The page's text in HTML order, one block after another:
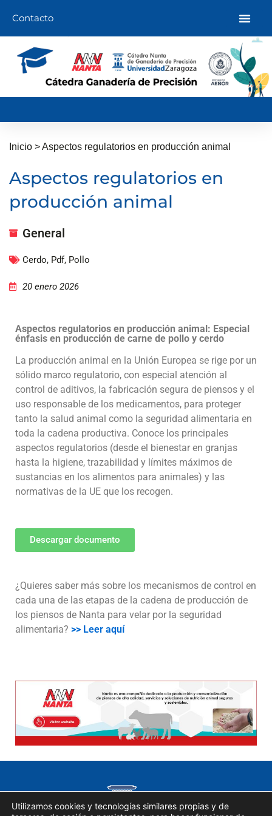
contenido
Contacto
Inicio>Aspectos regulatorios en producción animal
Aspectos regulatorios en
producción animal
General
Cerdo, Pdf, Pollo
20 enero 2026
Aspectos regulatorios en producción animal: Especial
énfasis en producción de carne de pollo y cerdo
La producción animal en la Unión Europea se rige por un
sólido marco regulatorio, con especial atención al
control de aditivos, la fabricación segura de piensos y el
uso responsable de los medicamentos, para proteger
tanto la salud animal como la seguridad alimentaria en
toda la cadena productiva. Conoce los principales
aspectos regulatorios (desde el bienestar en granjas
hasta la higiene, trazabilidad y límites máximos de
sustancias en los alimentos para animales) y las
normativas de la UE que los recogen.
Descargar documento
¿Quieres saber más sobre los mecanismos de control en
cada una de las etapas de la cadena de producción de
los piensos de Nanta para velar por la seguridad
alimentaria? >> Leer aquí
Utilizamos cookies y tecnologías similares propias y de